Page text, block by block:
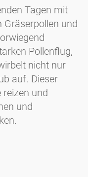
Tagen mit
Gräserpollen und
Pollenflug,
nicht nur
auf. Dieser
reizen und
und